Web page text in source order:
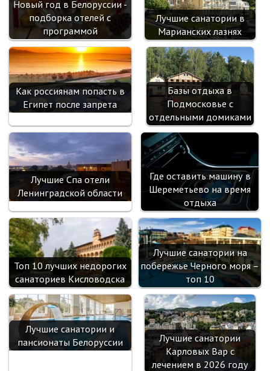
i
Новый год в Белоруссии -
подборка отелей с
программой
Лучшие санатории в
Марианских лазнях
Как россиянам попасть в
Египет после запрета
Базы отдыха в
Подмосковье с
отдельными домиками
Лучшие Спа отели
Ленинградской области
Где оставить машину в
Шереметьево на время
отдыха
Топ 10 лучших недорогих
санаториев Кисловодска
Лучшие санатории на
побережье Черного моря –
топ 10
Лучшие санатории и
пансионаты Белоруссии
Лучшие санатории
Карловых Вар с
лечением в 2026 году